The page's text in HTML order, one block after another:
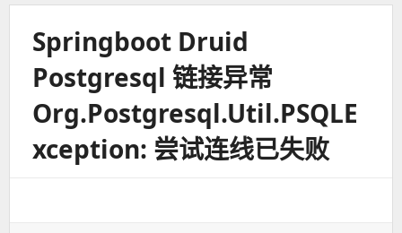
Springboot Druid
Postgresql 链接异常
Org.postgresql.util.PSQLE
Xception: 尝试连线已失败